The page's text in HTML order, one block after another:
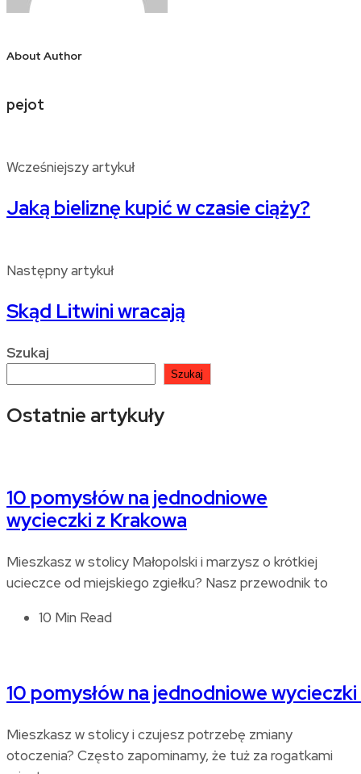
About Author
pejot
Wcześniejszy artykuł
Jaką bieliznę kupić w czasie ciąży?
Następny artykuł
Skąd Litwini wracają
Szukaj
Szukaj
Ostatnie artykuły
10 pomysłów na jednodniowe
wycieczki z Krakowa
Mieszkasz w stolicy Małopolski i marzysz o krótkiej
ucieczce od miejskiego zgiełku? Nasz przewodnik to
10 Min Read
10 pomysłów na jednodniowe
Mieszkasz w stolicy i czujesz potrzebę zmiany
otoczenia? Często zapominamy, że tuż za rogatkami